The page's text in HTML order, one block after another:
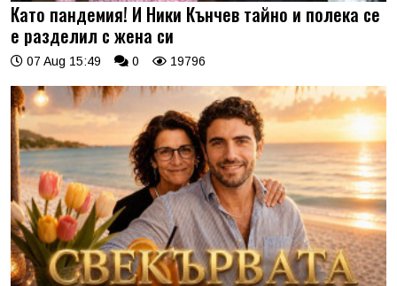
Като пандемия! И Ники Кънчев тайно и полека се
е разделил с жена си
07 Aug 15:49 0 19796